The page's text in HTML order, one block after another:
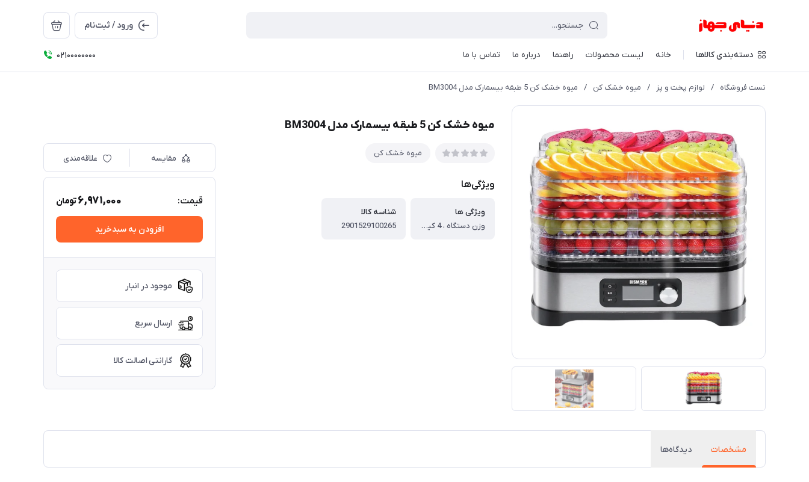
ورود / ثبت‌نام
دسته‌بندی کالاها خانه لیست محصولات راهنما درباره ما تماس با ما ۰۲۱۰۰۰۰۰۰۰۰
تست فروشگاه / لوازم پخت و پز / میوه خشک کن / میوه خشک کن 5 طبقه بیسمارک مدل BM3004
میوه خشک کن 5 طبقه بیسمارک مدل BM3004
میوه خشک کن
ویژگی‌ها
ویژگی ها
وزن دستگاه ، 4 کیلوگرم ، جنس بدنه ، پلاستیک مقاوم و شفاف ، جنس سینی‌ها ، پلاستیک مقاوم و شفاف ، شکل سینی‌ها ، مستطیل ، تعداد سینی‌ها ، 5 طبقه ، ابعاد سینی ، 25 × 25 سانتی‌متر ، مواد و کیفیت ساخت قطعات ، پلاستیک با کیفیت بالا، مقاوم در برابر حرارت ، مشخصات عملکردی و تکنیکی: ، نوع دستگاه ، میوه خشک کن خانگی ، مدل ، BM3004 ، توان مصرفی ، 500 وات ، بازه تنظیم دما ، 35 تا 70 درجه سانتی‌گراد ، قابلیت تنظیم دما ، دارد ، برنامه‌ریزی زمان‌بندی ، ندارد
شناسه کالا
2901529100265
مقایسه علاقه‌مندی
قیمت: 6,971,000تومان
افزودن به سبدخرید
موجود در انبار
ارسال سریع
گارانتی اصالت کالا
مشخصات دیدگاه‌ها